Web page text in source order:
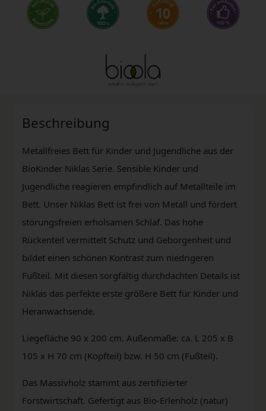
Beschreibung
Metallfreies Bett für Kinder und Jugendliche aus der
BioKinder Niklas Serie. Sensible Kinder und
Jugendliche reagieren empfindlich auf Metallteile im
Bett. Unser Niklas Bett ist frei von Metall und fördert
störungsfreien erholsamen Schlaf. Das hohe
Rückenteil vermittelt Schutz und Geborgenheit und
bildet einen schönen Kontrast zum niedrigeren
Fußteil. Mit diesen sorgfältig durchdachten Details ist
Niklas das perfekte erste größere Bett für Kinder und
Heranwachsende.
Liegefläche 90 x 200 cm. Außenmaße: ca. L 205 x B
105 x H 70 cm (Kopfteil) bzw. H 50 cm (Fußteil).
Das Massivholz stammt aus zertifizierter
Forstwirtschaft. Gefertigt aus Bio-Erlenholz (natur)